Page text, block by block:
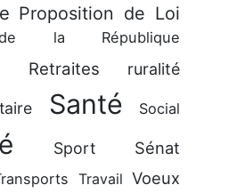
Proposition de Loi
la République
Retraites ruralité
Santé Social
Sport Sénat
Travail Voeux